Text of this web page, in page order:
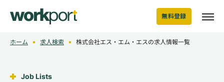
無料登録
ホーム 求人検索 株式会社エス・エム・エスの求人情報一覧
Job Lists